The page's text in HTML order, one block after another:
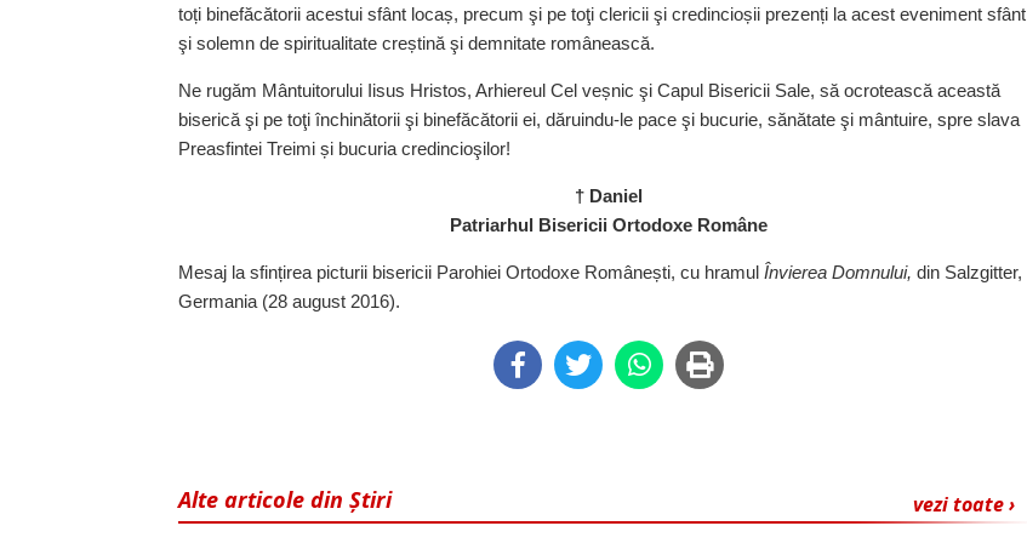
toți binefăcătorii acestui sfânt locaș, precum şi pe toţi clericii şi credincioșii prezenți la acest eveniment sfânt
şi solemn de spiritualitate creștină şi demnitate românească.
Ne rugăm Mântuitorului Iisus Hristos, Arhiereul Cel veșnic şi Capul Bisericii Sale, să ocrotească această
biserică şi pe toţi închinătorii şi binefăcătorii ei, dăruindu‑le pace şi bucurie, sănătate şi mântuire, spre slava
Preasfintei Treimi și bucuria credincioşilor!
† Daniel
Patriarhul Bisericii Ortodoxe Române
Mesaj la sfințirea picturii bisericii Parohiei Ortodoxe Românești, cu hramul Învierea Domnului, din Salzgitter,
Germania (28 august 2016).
vezi toate ›
Alte articole din Știri